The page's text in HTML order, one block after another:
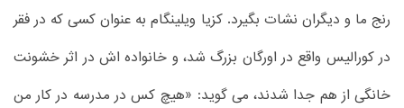
رنج ما و دیگران نشات بگیرد. کزیا ویلینگام به عنوان کسی که در فقر
در کورالیس واقع در اورگان بزرگ شد، و خانواده اش در اثر خشونت
خانگی از هم جدا شدند، می گوید: «هیچ کس در مدرسه در کار من